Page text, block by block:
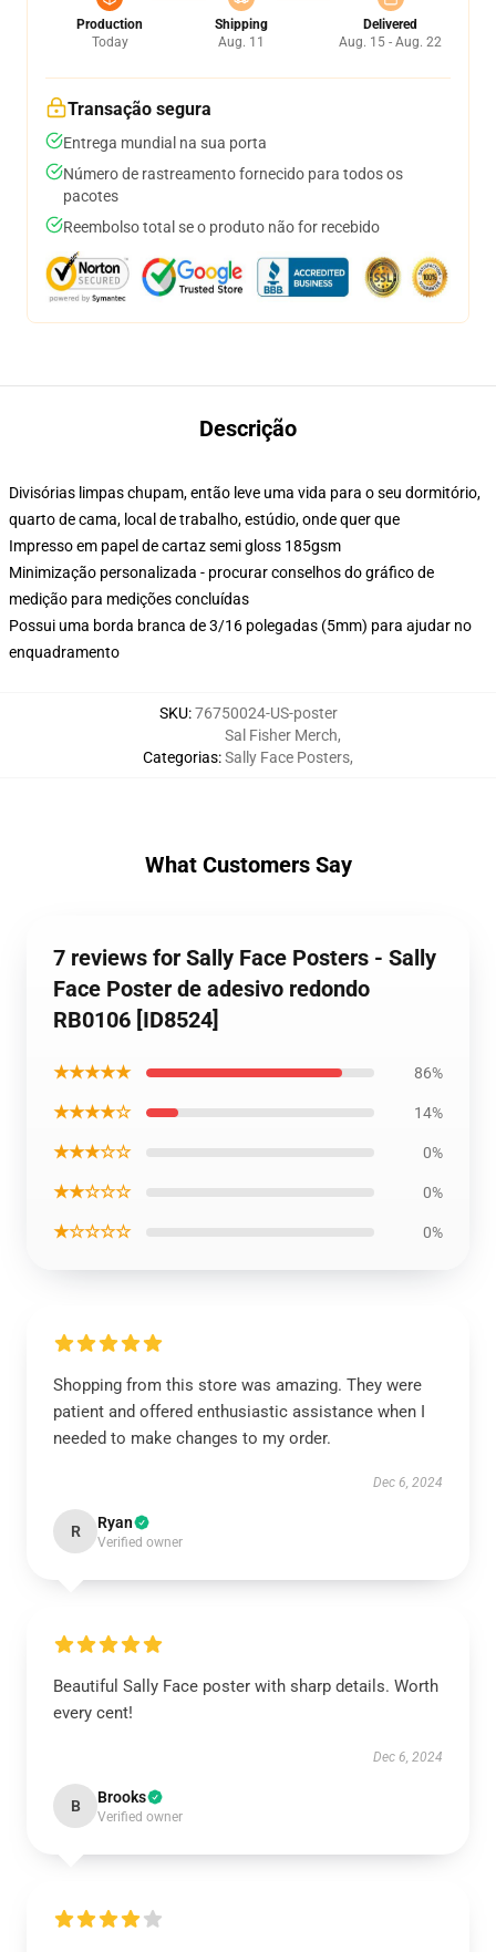
Production
Today
Shipping
Aug. 11
Delivered
Aug. 15 - Aug. 22
Transação segura
Entrega mundial na sua porta
Número de rastreamento fornecido para todos os
pacotes
Reembolso total se o produto não for recebido
Descrição
Divisórias limpas chupam, então leve uma vida para o seu dormitório,
quarto de cama, local de trabalho, estúdio, onde quer que
Impresso em papel de cartaz semi gloss 185gsm
Minimização personalizada - procurar conselhos do gráfico de
medição para medições concluídas
Possui uma borda branca de 3/16 polegadas (5mm) para ajudar no
enquadramento
SKU:76750024-US-poster
Categorias:
Sal Fisher Merch,
Sally Face Posters,
What Customers Say
7 reviews for Sally Face Posters - Sally
Face Poster de adesivo redondo
RB0106 [ID8524]
★★★★★ 86%
★★★★☆ 14%
★★★☆☆ 0%
★★☆☆☆ 0%
★☆☆☆☆ 0%
Shopping from this store was amazing. They were
patient and offered enthusiastic assistance when I
needed to make changes to my order.
Dec 6, 2024
R Ryan
Verified owner
Beautiful Sally Face poster with sharp details. Worth
every cent!
Dec 6, 2024
B Brooks
Verified owner